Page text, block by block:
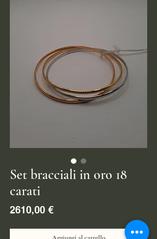
Set bracciali in oro 18
carati
2610,00 €Prezzo